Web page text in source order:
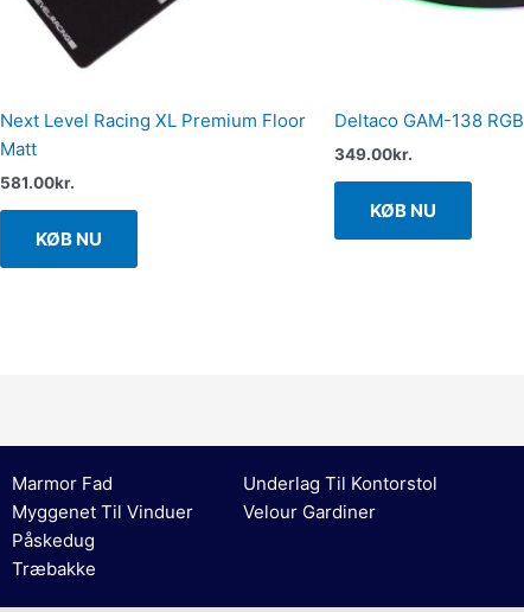
Next Level Racing XL Premium Floor
Matt
581.00kr.
KØB NU
Deltaco GAM-138 RGB
349.00kr.
KØB NU
Marmor Fad
Myggenet Til Vinduer
Påskedug
Træbakke
Underlag Til Kontorstol
Velour Gardiner